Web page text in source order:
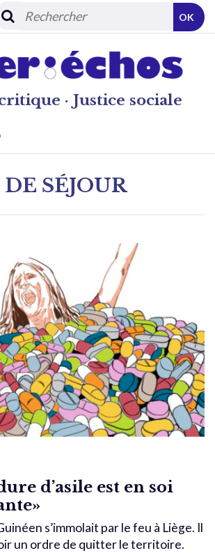
· Justice sociale
OK
SÉJOUR
d’asile est en soi
s’immolait par le feu à Liège. Il
un ordre de quitter le territoire.